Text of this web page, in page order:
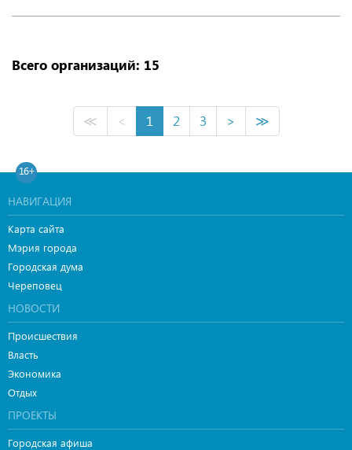
Всего организаций: 15
≪ < 1 2 3 > ≫
16+
НАВИГАЦИЯ
Карта сайта
Мэрия города
Городская дума
Череповец
НОВОСТИ
Происшествия
Власть
Экономика
Отдых
ПРОЕКТЫ
Городская афиша